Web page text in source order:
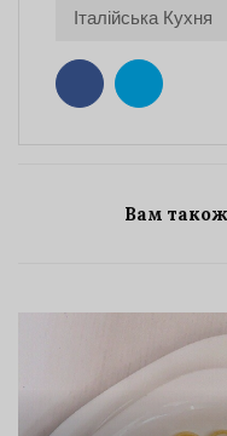
Італійська Кухня
Вам